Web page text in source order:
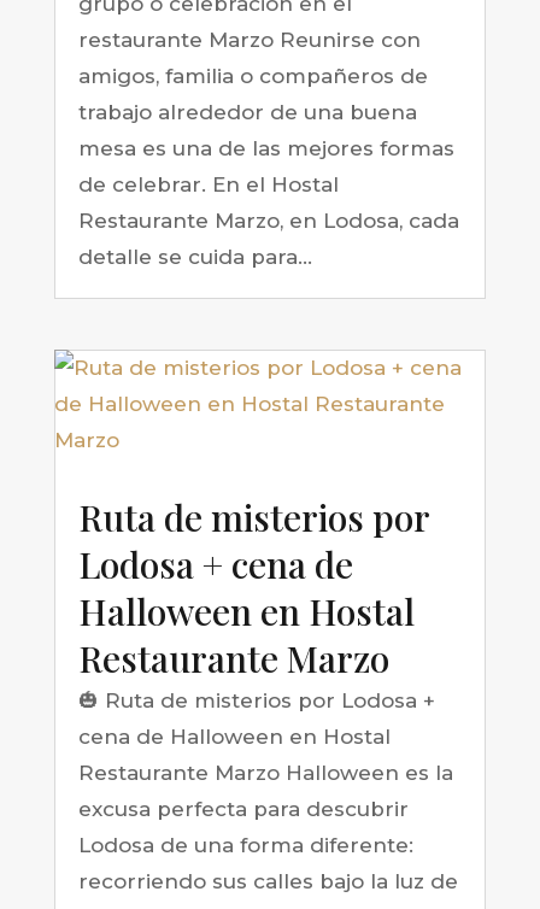
restaurante Marzo Reunirse con
amigos, familia o compañeros de
trabajo alrededor de una buena
mesa es una de las mejores formas
de celebrar. En el Hostal
Restaurante Marzo, en Lodosa, cada
detalle se cuida para...
Ruta de misterios por
Lodosa + cena de
Halloween en Hostal
Restaurante Marzo
🎃 Ruta de misterios por Lodosa +
cena de Halloween en Hostal
Restaurante Marzo Halloween es la
excusa perfecta para descubrir
Lodosa de una forma diferente:
recorriendo sus calles bajo la luz de